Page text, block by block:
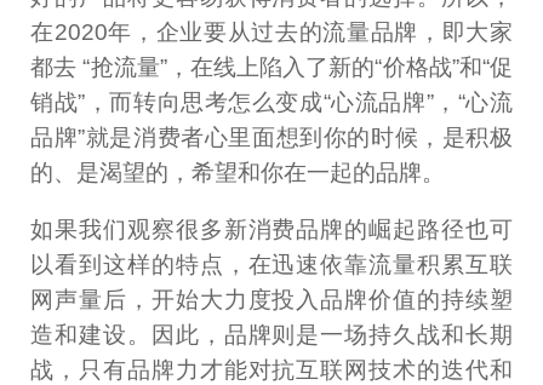
在2020年，企业要从过去的流量品牌，即大家
都去 “抢流量”，在线上陷入了新的“价格战”和“促
销战”，而转向思考怎么变成“心流品牌”，“心流
品牌”就是消费者心里面想到你的时候，是积极
的、是渴望的，希望和你在一起的品牌。
如果我们观察很多新消费品牌的崛起路径也可
以看到这样的特点，在迅速依靠流量积累互联
网声量后，开始大力度投入品牌价值的持续塑
造和建设。因此，品牌则是一场持久战和长期
战，只有品牌力才能对抗互联网技术的迭代和